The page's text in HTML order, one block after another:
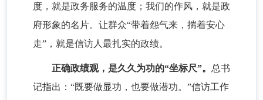
度，就是政务服务的温度；我们的作风，就是政
府形象的名片。让群众“带着怨气来，揣着安心
走”，就是信访人最扎实的政绩。
正确政绩观，是久久为功的“坐标尺”。 总书
记指出：“既要做显功，也要做潜功。”信访工作